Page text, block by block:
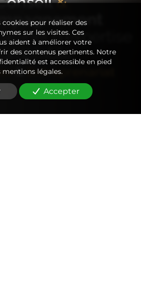
d'expertise
&Entreprenariat
cookies pour réaliser des
sur les visites. Ces
aident à améliorer votre
des contenus pertinents. Notre
est accessible en pied
mentions légales.
Accepter